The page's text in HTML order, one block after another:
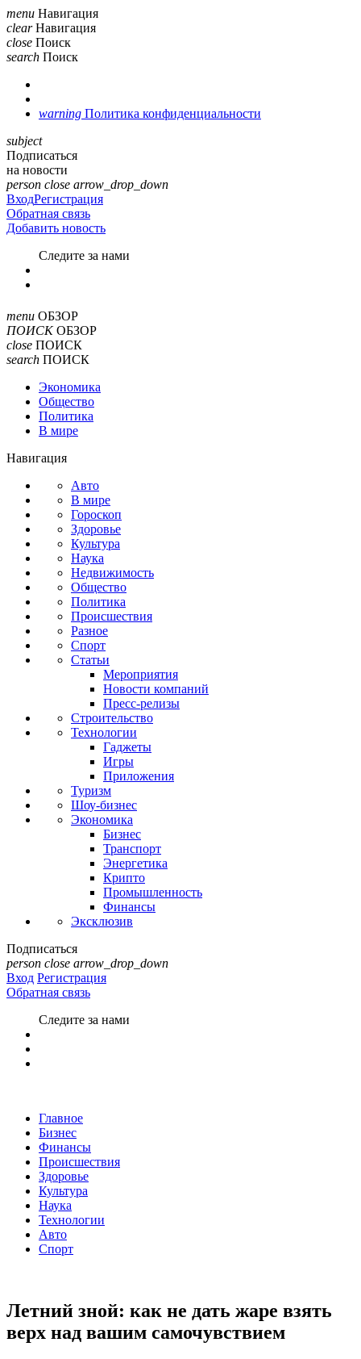
menu Навигация
clear Навигация
close Поиск
search Поиск
warning Политика конфиденциальности
subject
Подписаться
на новости
person close arrow_drop_down
ВходРегистрация
Обратная связь
Добавить новость
Cледите за нами
menu ОБЗОР
ПОИСК ОБЗОР
close ПОИСК
search ПОИСК
Экономика
Общество
Политика
В мире
Навигация
Авто
В мире
Гороскоп
Здоровье
Культура
Наука
Недвижимость
Общество
Политика
Происшествия
Разное
Спорт
Статьи
Мероприятия
Новости компаний
Пресс-релизы
Строительство
Технологии
Гаджеты
Игры
Приложения
Туризм
Шоу-бизнес
Экономика
Бизнес
Транспорт
Энергетика
Крипто
Промышленность
Финансы
Эксклюзив
Подписаться
person close arrow_drop_down
Вход Регистрация
Обратная связь
Следите за нами
Главное
Бизнес
Финансы
Происшествия
Здоровье
Культура
Наука
Технологии
Авто
Спорт
Летний зной: как не дать жаре взять
верх над вашим самочувствием